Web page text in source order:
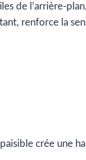
de l’arrière-
renforce la
crée une